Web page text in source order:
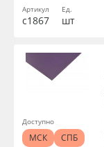
Артикул
с1867
Ед.
шт
Доступно
МСК
СПБ